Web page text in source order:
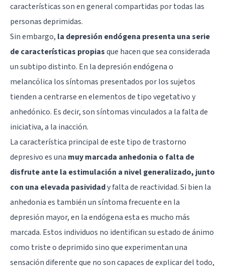
características son en general compartidas por todas las
personas deprimidas.
Sin embargo, la depresión endógena presenta una serie
de características propiasque hacen que sea considerada
un subtipo distinto. En la depresión endógena o
melancólica los síntomas presentados por los sujetos
tienden a centrarse en elementos de tipo vegetativo y
anhedónico. Es decir, son síntomas vinculados a la falta de
iniciativa, a la inacción.
La característica principal de este tipo de trastorno
depresivo es una muy marcada anhedonia o falta de
disfrute ante la estimulación a nivel generalizado, junto
con una elevada pasividady falta de reactividad. Si bien la
anhedonia es también un síntoma frecuente en la
depresión mayor, en la endógena esta es mucho más
marcada. Estos individuos no identifican su estado de ánimo
como triste o deprimido sino que experimentan una
sensación diferente que no son capaces de explicar del todo,